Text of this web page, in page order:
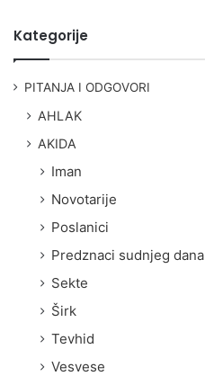
Kategorije
PITANJA I ODGOVORI
AHLAK
AKIDA
Iman
Novotarije
Poslanici
Predznaci sudnjeg dana
Sekte
Širk
Tevhid
Vesvese